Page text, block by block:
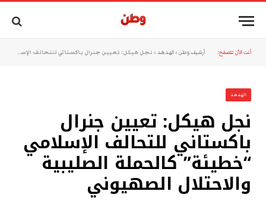
أنت الآن تتصفح: أرشيف وطن »الهدهد » نجل هيكل: تعيين جنرال باكستاني للتحالف الإسلامي “خطيئة” كالحملة الصليبية والاحتلال الصهيوني
الهدهد
نجل هيكل: تعيين جنرال
باكستاني للتحالف الإسلامي
“خطيئة” كالحملة الصليبية
والاحتلال الصهيوني